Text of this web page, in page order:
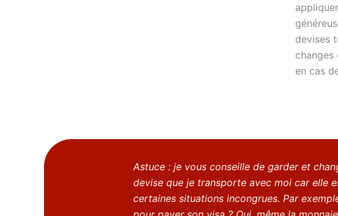
devises
en cas
Astuce : je vous conseille de garder et
devise que je transporte avec moi car elle
certaines situations incongrues. Par